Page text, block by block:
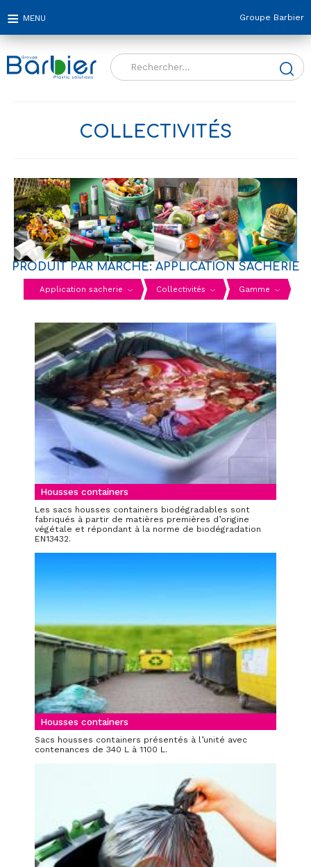
Groupe Barbier
Rechercher :
COLLECTIVITÉS
PRODUIT PAR MARCHÉ: APPLICATION SACHERIE
Application sacherie Collectivités Gamme
Housses containers
Les sacs housses containers biodégradables sont
fabriqués à partir de matières premières d’origine
végétale et répondant à la norme de biodégradation
EN13432.
Housses containers
Sacs housses containers présentés à l’unité avec
contenances de 340 L à 1100 L.